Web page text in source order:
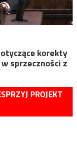
korekty
sprzeczności z
PROJEKT